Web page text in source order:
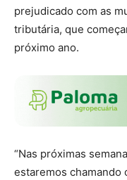
prejudicado com as
tributária, que
próximo ano.
“Nas próximas
estaremos chamando